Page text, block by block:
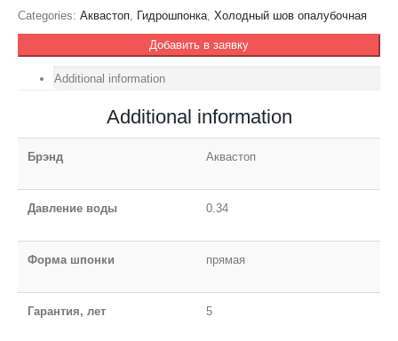
Categories: Аквастоп Гидрошпонка Холодный шов опалубочная
Добавить в заявку
Additional information
Additional information
Брэнд Аквастоп
Давление воды 0.34
Форма шпонки прямая
Гарантия, лет 5